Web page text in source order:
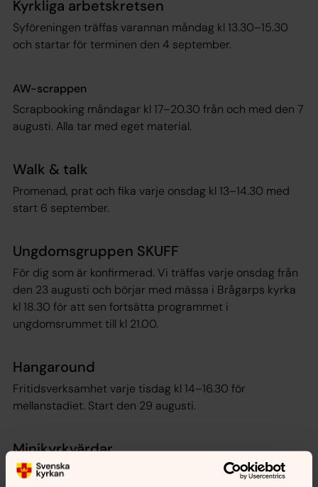
Kyrkliga arbetskretsen
Syföreningen träffas varannan måndag kl 13.30–15.30
och startar för terminen den 4 september.
AW-scrappen
Scrapbooking måndagar kl 17–20.30 från och med den 7
augusti. Alla tar med eget material.
Walk & talk
Promenad, prat och fika varje onsdag kl 13–14.30 med
start 6 september.
Ungdomsgruppen SKUFF
För dig som är konfirmerad. Vi träffas varje onsdag från
den 23 augusti och börjar med mässa i Brågarps kyrka
kl 18.30 för att sen fortsätta programmet i
ungdomsrummet till kl 21.00.
Hangaround
Fritidsverksamhet varje tisdag kl 14–16.30 för
mellanstadiet. Start den 29 augusti.
Minikyrkvärdar
Barn i låg- och mellanstadiet som vill hjälpa till med t.ex.